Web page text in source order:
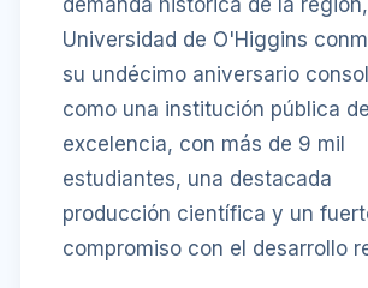
Universidad de O'Higgins
su undécimo aniversario
como una institución pública de
excelencia, con más de 9 mil
estudiantes, una destacada
producción científica y un
compromiso con el desarrollo